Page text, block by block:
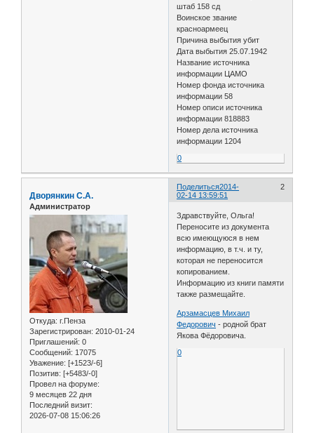
штаб 158 сд
Воинское звание
красноармеец
Причина выбытия убит
Дата выбытия 25.07.1942
Название источника
информации ЦАМО
Номер фонда источника
информации 58
Номер описи источника
информации 818883
Номер дела источника
информации 1204
0
Поделиться 2
2014-
02-14 13:59:51
Дворянкин С.А.
Администратор
Откуда: г.Пенза
Зарегистрирован: 2010-01-24
Приглашений: 0
Сообщений: 17075
Уважение: [+1523/-6]
Позитив: [+5483/-0]
Провел на форуме:
9 месяцев 22 дня
Последний визит:
2026-07-08 15:06:26
Здравствуйте, Ольга!
Переносите из документа
всю имеющуюся в нем
информацию, в т.ч. и ту,
которая не переносится
копированием.
Информацию из книги памяти
также размещайте.
Арзамасцев Михаил
Федорович - родной брат
Якова Фёдоровича.
0